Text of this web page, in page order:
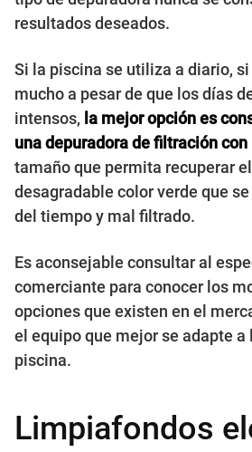
resultados deseados.
Si la piscina se utiliza a diario,
mucho a pesar de que los días
intensos, la mejor opción es
una depuradora de filtración
tamaño que permita recuperar
desagradable color verde que
del tiempo y mal filtrado.
Es aconsejable consultar al
comerciante para conocer los
opciones que existen en el
el equipo que mejor se adapte a
piscina.
Limpiafondos